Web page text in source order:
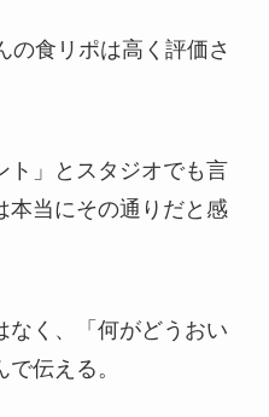
の食リポは高く評価さ
ト」とスタジオでも言
本当にその通りだと感
なく、「何がどうおい
伝える。